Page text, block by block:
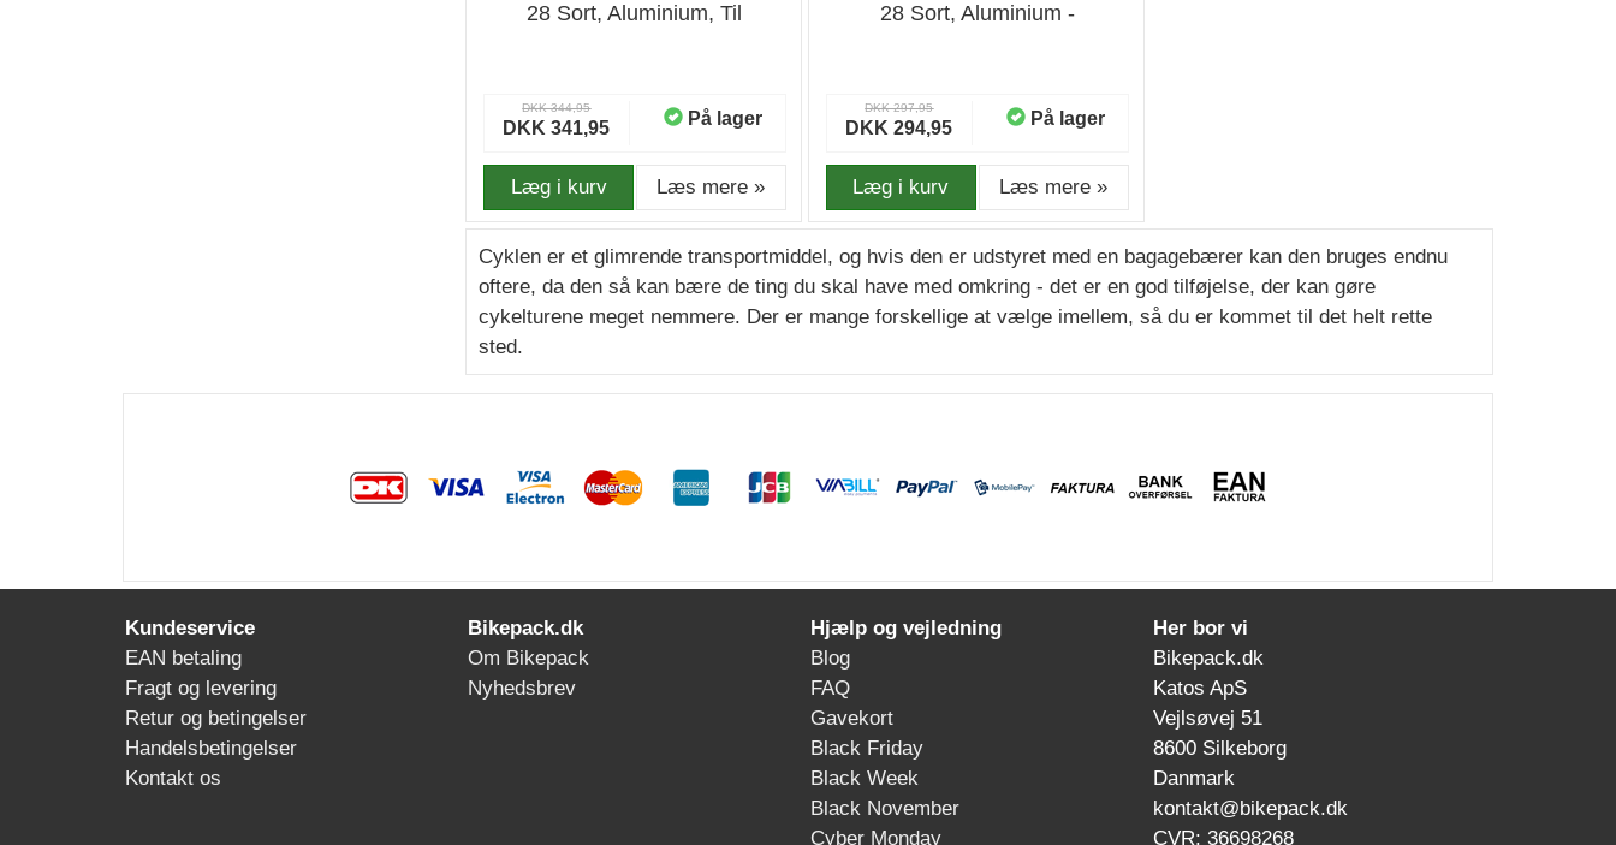
28 Sort, Aluminium, Til
DKK 344,95
DKK 341,95 På lager
Læg i kurv Læs mere »
28 Sort, Aluminium -
DKK 297,95
DKK 294,95 På lager
Læg i kurv Læs mere »
Cyklen er et glimrende transportmiddel, og hvis den er udstyret med en bagagebærer kan den bruges endnu
oftere, da den så kan bære de ting du skal have med omkring - det er en god tilføjelse, der kan gøre
cykelturene meget nemmere. Der er mange forskellige at vælge imellem, så du er kommet til det helt rette
sted.
Kundeservice
EAN betaling
Fragt og levering
Retur og betingelser
Handelsbetingelser
Kontakt os
Bikepack.dk
Om Bikepack
Nyhedsbrev
Hjælp og vejledning
Blog
FAQ
Gavekort
Black Friday
Black Week
Black November
Cyber Monday
Her bor vi
Bikepack.dk
Katos ApS
Vejlsøvej 51
8600 Silkeborg
Danmark
kontakt@bikepack.dk
CVR: 36698268